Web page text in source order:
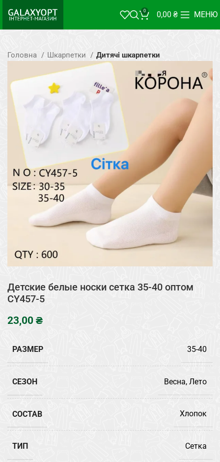
0 0,00 ₴ МЕНЮ
Головна Шкарпетки Дитячі шкарпетки
Детские белые носки сетка 35-40 оптом
CY457-5
₴
РАЗМЕР 35-40
СЕЗОН Весна, Лето
СОСТАВ Хлопок
ТИП Сетка